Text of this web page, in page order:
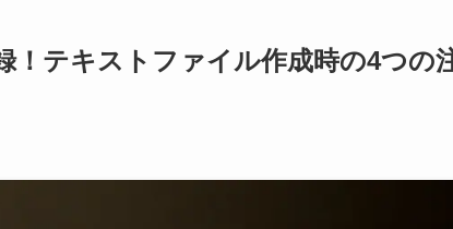
！テキストファイル作成時の4つの